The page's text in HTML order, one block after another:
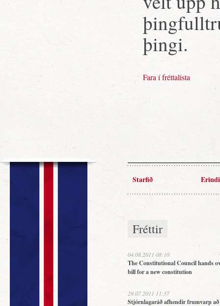
þingi.
Fara í fréttalista
Starfið Erindi
Fréttir
04.08.2011 08:10
The Constitutional Council hands
bill for a new constitution
29.07.2011 11:37
Stjórnlagaráð afhendir frumvarp